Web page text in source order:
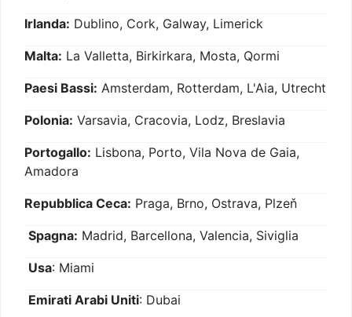
Irlanda: Dublino, Cork, Galway, Limerick
Malta: La Valletta, Birkirkara, Mosta, Qormi
Paesi Bassi: Amsterdam, Rotterdam, L'Aia, Utrecht
Polonia: Varsavia, Cracovia, Lodz, Breslavia
Portogallo: Lisbona, Porto, Vila Nova de Gaia,
Amadora
Repubblica Ceca: Praga, Brno, Ostrava, Plzeň
Spagna: Madrid, Barcellona, Valencia, Siviglia
Usa: Miami
Emirati Arabi Uniti: Dubai